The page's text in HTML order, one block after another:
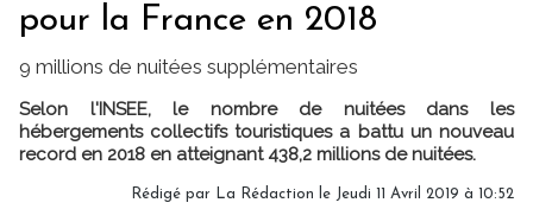
pour la France en 2018
9 millions de nuitées supplémentaires
Selon l'INSEE, le nombre de nuitées dans les
hébergements collectifs touristiques a battu un nouveau
record en 2018 en atteignant 438,2 millions de nuitées.
Rédigé par La Rédaction le Jeudi 11 Avril 2019 à 10:52